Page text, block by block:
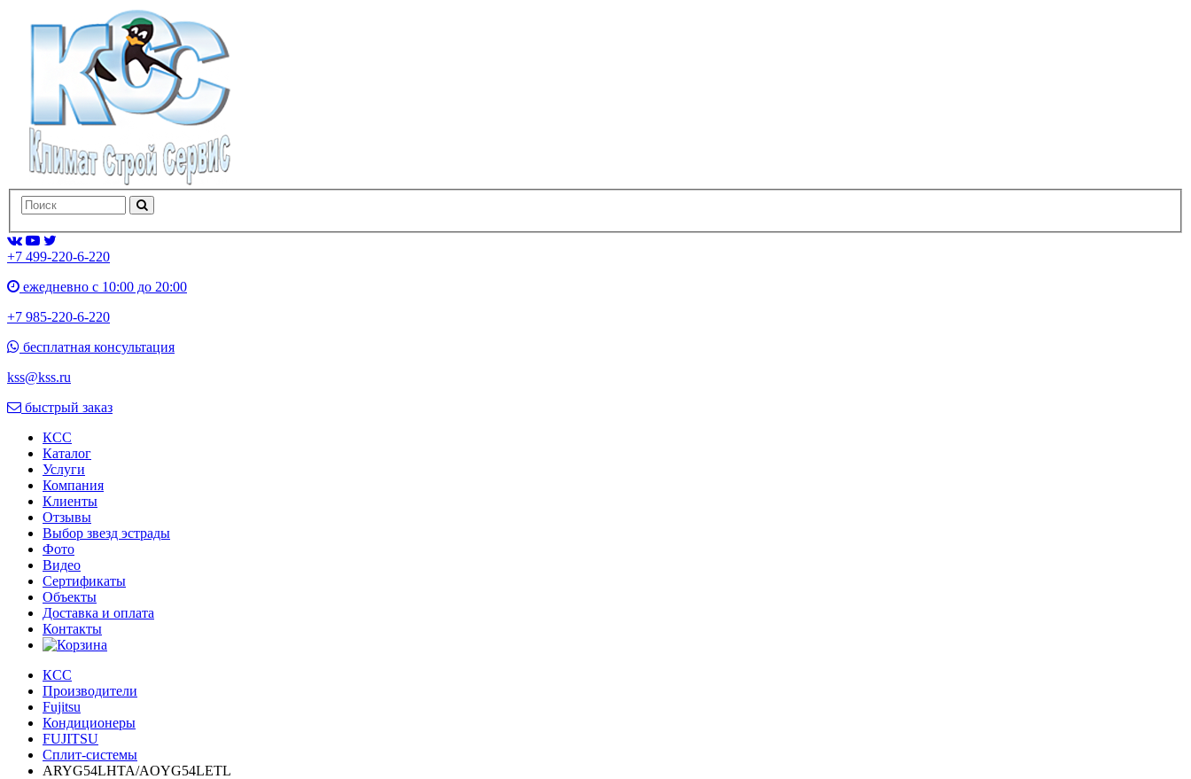
+7 499-220-6-220
ежедневно с 10:00 до 20:00
+7 985-220-6-220
бесплатная консультация
kss@kss.ru
быстрый заказ
КСС
Каталог
Услуги
Компания
Клиенты
Oтзывы
Выбор звезд эстрады
Фото
Видео
Сертификаты
Объекты
Доставка и оплата
Контакты
КСС
Производители
Fujitsu
Кондиционеры
FUJITSU
Сплит-системы
ARYG54LHTA/AOYG54LETL